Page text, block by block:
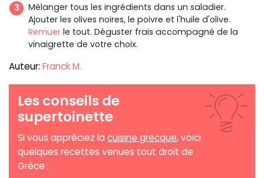
Mélanger tous les ingrédients dans un saladier.
Ajouter les olives noires, le poivre et l'huile d'olive.
Remuer le tout. Déguster frais accompagné de la
vinaigrette de votre choix.
Auteur: Franck M.
Les conseils de
supertoinette
Si vous appréciez la cuisine grecque, voici
quelques recettes venues tout droit de
Grèce :